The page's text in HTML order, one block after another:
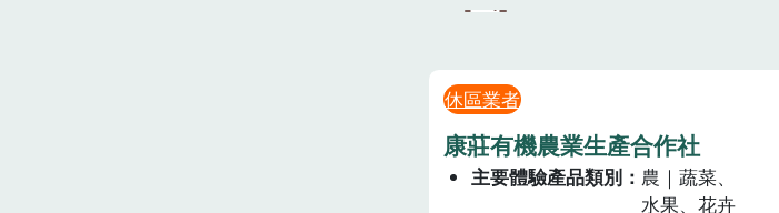
休區業者
康莊有機農業生產合作社
主要體驗產品類別
農｜蔬菜、
水果、花卉